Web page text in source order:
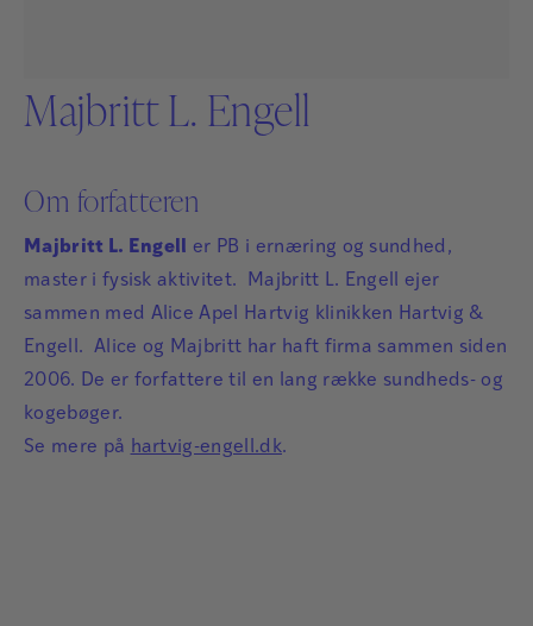
Majbritt L. Engell
Om forfatteren
Majbritt L. Engell
er PB i ernæring og sundhed,
master i fysisk aktivitet. Majbritt L. Engell ejer
sammen med Alice Apel Hartvig klinikken Hartvig &
Engell. Alice og Majbritt har haft firma sammen siden
2006. De er forfattere til en lang række sundheds- og
kogebøger.
Se mere på hartvig-engell.dk.